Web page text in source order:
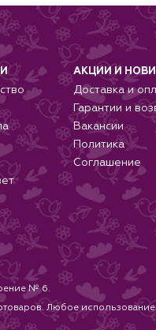
АКЦИИ И
Доставка и
Гарантии и
Вакансии
Политика
Соглашение
№ 6.
Любое использование